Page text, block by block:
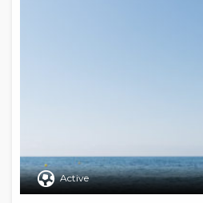
Active